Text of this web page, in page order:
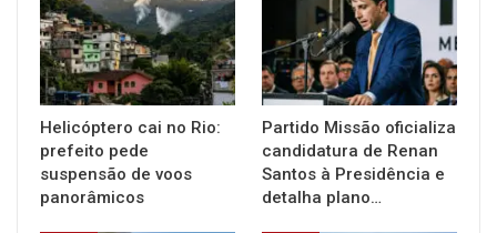
Helicóptero cai no Rio:
prefeito pede
suspensão de voos
panorâmicos
Partido Missão oficializa
candidatura de Renan
Santos à Presidência e
detalha plano…